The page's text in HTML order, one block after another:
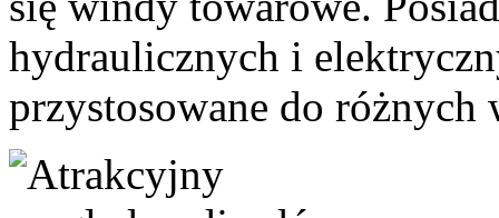
hydraulicznych i
przystosowane do